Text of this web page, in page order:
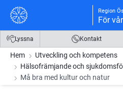
Gå till innehåll
Gå till meny
Gå till sidfot Region
För
Lyssna Kontakt
Hem
Utveckling och kompetens
Hälsofrämjande och
Må bra med kultur och natur